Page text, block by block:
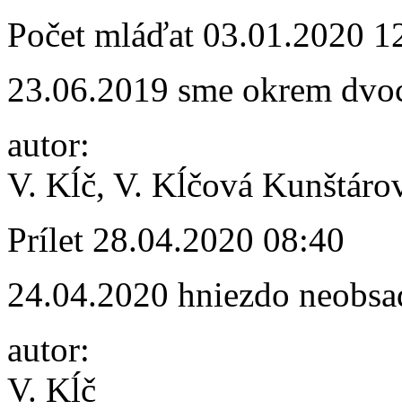
Počet mláďat 03.01.2020
23.06.2019 sme okrem
autor:
V. Kĺč, V. Kĺčová
Prílet 28.04.2020 08:40
24.04.2020 hniezdo
autor:
V. Kĺč